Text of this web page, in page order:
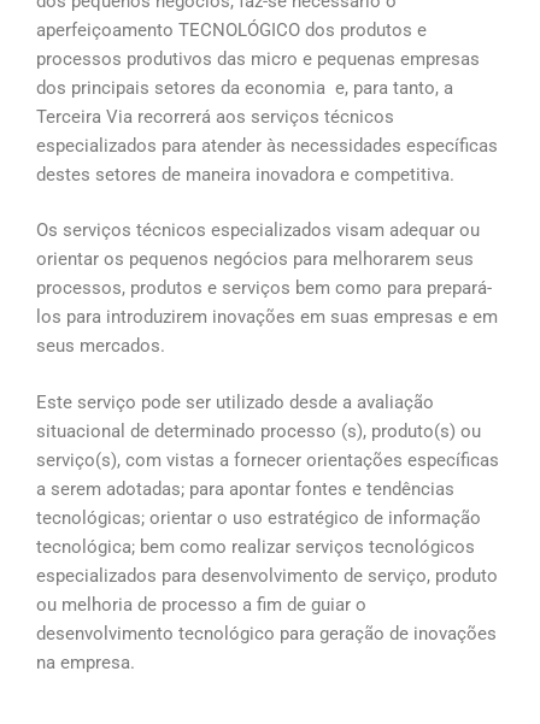
aperfeiçoamento TECNOLÓGICO dos produtos e
processos produtivos das micro e pequenas empresas
dos principais setores da economia e, para tanto, a
Terceira Via recorrerá aos serviços técnicos
especializados para atender às necessidades específicas
destes setores de maneira inovadora e competitiva.
Os serviços técnicos especializados visam adequar ou
orientar os pequenos negócios para melhorarem seus
processos, produtos e serviços bem como para prepará-
los para introduzirem inovações em suas empresas e em
seus mercados.
Este serviço pode ser utilizado desde a avaliação
situacional de determinado processo (s), produto(s) ou
serviço(s), com vistas a fornecer orientações específicas
a serem adotadas; para apontar fontes e tendências
tecnológicas; orientar o uso estratégico de informação
tecnológica; bem como realizar serviços tecnológicos
especializados para desenvolvimento de serviço, produto
ou melhoria de processo a fim de guiar o
desenvolvimento tecnológico para geração de inovações
na empresa.